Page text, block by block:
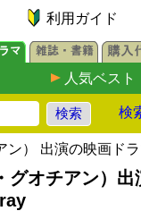
利用ガイド
人気ベスト
検
ン） 出演の映画ド
グオチアン）出